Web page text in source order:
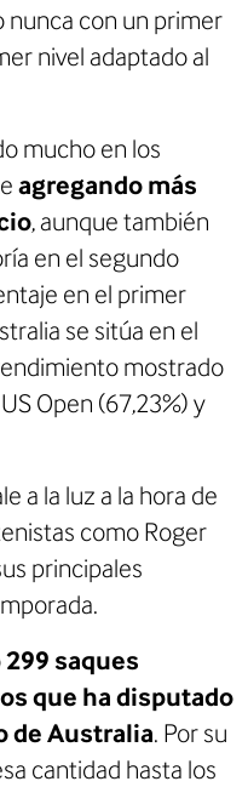
nunca con un primer
nivel adaptado al
mucho en los
agregando más
, aunque también
en el segundo
en el primer
se sitúa en el
mostrado
Open (67,23%) y
a la luz a la hora de
como Roger
principales
299 saques
que ha disputado
de Australia. Por su
cantidad hasta los